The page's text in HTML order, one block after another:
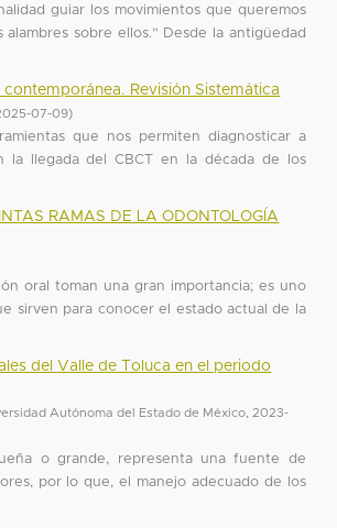
guiar los movimientos que queremos
sobre ellos.” Desde la antigüedad
Revisión Sistemática
07-09)
que nos permiten diagnosticar a
la llegada del CBCT en la década de los
RAMAS DE LA ODONTOLOGÍA
oral toman una gran importancia; es uno
sirven para conocer el estado actual de la
del Valle de Toluca en el periodo
Autónoma del Estado de México
2023-
o grande, representa una fuente de
por lo que, el manejo adecuado de los